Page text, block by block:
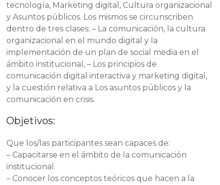
tecnología, Marketing digital, Cultura organizacional
y Asuntos públicos. Los mismos se circunscriben
dentro de tres clases: – La comunicación, la cultura
organizacional en el mundo digital y la
implementación de un plan de social media en el
ámbito institucional, – Los principios de
comunicación digital interactiva y marketing digital,
y la cuestión relativa a Los asuntos públicos y la
comunicación en crisis.
Objetivos:
Que los/las participantes sean capaces de:
– Capacitarse en el ámbito de la comunicación
institucional.
– Conocer los conceptos teóricos que hacen a la